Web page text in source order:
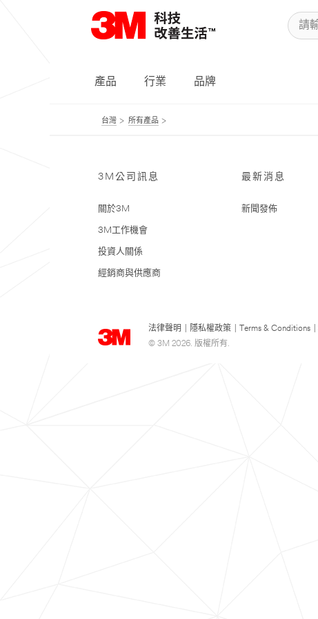
產品 行業 品牌
台灣 所有產品
3M公司訊息
關於3M
3M工作機會
投資人關係
經銷商與供應商
最新消息
新聞發佈
法律聲明 隱私權政策 Terms & Conditions
© 3M 2026. 版權所有.